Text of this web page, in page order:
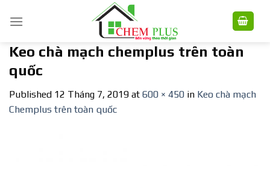
Keo chà mạch chemplus trên toàn
quốc
Published 12 Tháng 7, 2019 at 600 × 450 in Keo chà mạch
Chemplus trên toàn quốc